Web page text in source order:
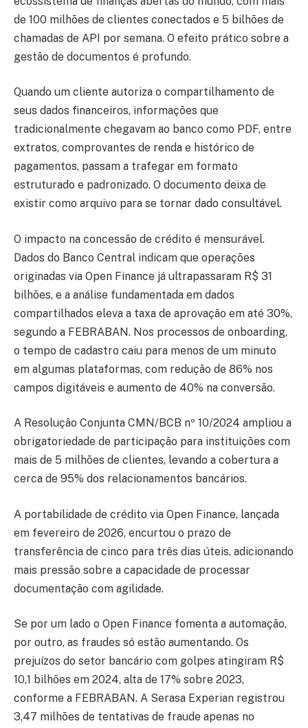
de 100 milhões de clientes conectados e 5 bilhões de
chamadas de API por semana. O efeito prático sobre a
gestão de documentos é profundo.
Quando um cliente autoriza o compartilhamento de
seus dados financeiros, informações que
tradicionalmente chegavam ao banco como PDF, entre
extratos, comprovantes de renda e histórico de
pagamentos, passam a trafegar em formato
estruturado e padronizado. O documento deixa de
existir como arquivo para se tornar dado consultável.
O impacto na concessão de crédito é mensurável.
Dados do Banco Central indicam que operações
originadas via Open Finance já ultrapassaram R$ 31
bilhões, e a análise fundamentada em dados
compartilhados eleva a taxa de aprovação em até 30%,
segundo a FEBRABAN. Nos processos de onboarding,
o tempo de cadastro caiu para menos de um minuto
em algumas plataformas, com redução de 86% nos
campos digitáveis e aumento de 40% na conversão.
A Resolução Conjunta CMN/BCB nº 10/2024 ampliou a
obrigatoriedade de participação para instituições com
mais de 5 milhões de clientes, levando a cobertura a
cerca de 95% dos relacionamentos bancários.
A portabilidade de crédito via Open Finance, lançada
em fevereiro de 2026, encurtou o prazo de
transferência de cinco para três dias úteis, adicionando
mais pressão sobre a capacidade de processar
documentação com agilidade.
Se por um lado o Open Finance fomenta a automação,
por outro, as fraudes só estão aumentando. Os
prejuízos do setor bancário com golpes atingiram R$
10,1 bilhões em 2024, alta de 17% sobre 2023,
conforme a FEBRABAN. A Serasa Experian registrou
3,47 milhões de tentativas de fraude apenas no